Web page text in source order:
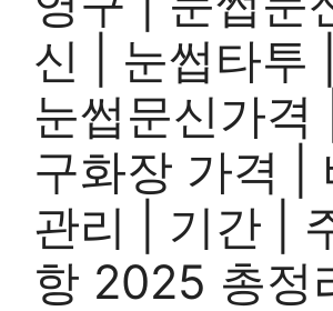
신 | 눈썹타투
눈썹문신가격
구화장 가격 |
관리 | 기간 |
항 2025 총정